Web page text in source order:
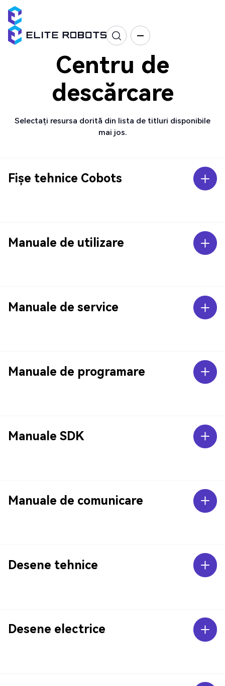
Centru de
descărcare
Selectați resursa dorită din lista de titluri disponibile
mai jos.
Fișe tehnice Cobots
Manuale de utilizare
Manuale de service
Manuale de programare
Manuale SDK
Manuale de comunicare
Desene tehnice
Desene electrice